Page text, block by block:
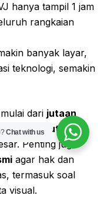
hanya tampil 1 jam
rangkaian
banyak layar,
teknologi, semakin
dari jutaan
puluhan juta
Penting juga
agar hak dan
termasuk soal
visual.
Chat with us